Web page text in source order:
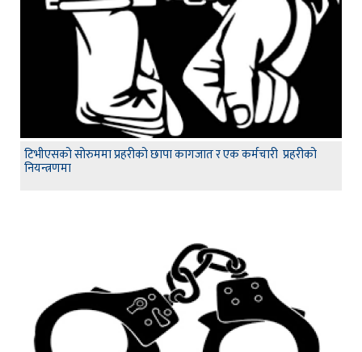
टिभीएसको सोरुममा प्रहरीको छापा कागजात र एक कर्मचारी प्रहरीको
नियन्त्रणमा